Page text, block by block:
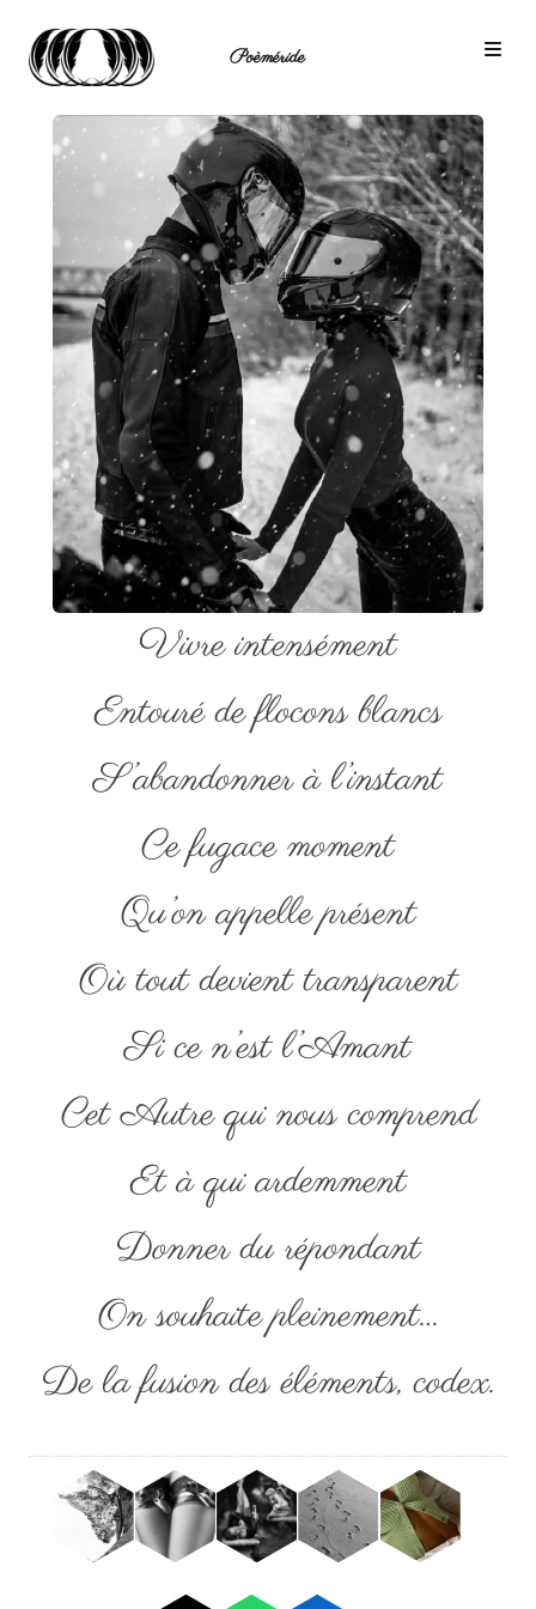
Poèméride
Vivre intensément
Entouré de flocons blancs
S’abandonner à l’instant
Ce fugace moment
Qu’on appelle présent
Où tout devient transparent
Si ce n’est l’Amant
Cet Autre qui nous comprend
Et à qui ardemment
Donner du répondant
On souhaite pleinement…
De la fusion des éléments, codex.